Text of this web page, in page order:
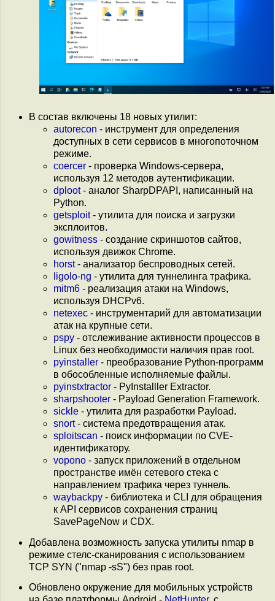
В состав включены 18 новых утилит:
autorecon - инструмент для определения
доступных в сети сервисов в многопоточном
режиме.
coercer - проверка Windows-сервера,
используя 12 методов аутентификации.
dploot- аналог SharpDPAPI, написанный на
Python.
getsploit- утилита для поиска и загрузки
эксплоитов.
gowitness - создание скриншотов сайтов,
используя движок Chrome.
horst- анализатор беспроводных сетей.
ligolo-ng - утилита для туннелинга трафика.
mitm6 - реализация атаки на Windows,
используя DHCPv6.
netexec - инструментарий для автоматизации
атак на крупные сети.
pspy - отслеживание активности процессов в
Linux без необходимости наличия прав root.
pyinstaller - преобразование Python-программ
в обособленные исполняемые файлы.
pyinstxtractor - PyInstalller Extractor.
sharpshooter - Payload Generation Framework.
sickle - утилита для разработки Payload.
snort- система предотвращения атак.
sploitscan - поиск информации по CVE-
идентификатору.
vopono - запуск приложений в отдельном
пространстве имён сетевого стека с
направлением трафика через туннель.
waybackpy - библиотека и CLI для обращения
к API сервисов сохранения страниц
SavePageNow и CDX.
Добавлена возможность запуска утилиты nmap в
режиме стелс-сканирования с использованием
TCP SYN ("nmap -sS") без прав root.
Обновлено окружение для мобильных устройств